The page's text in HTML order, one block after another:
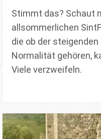
Stimmt das? Schaut
allsommerlichen
die ob der
Normalität gehören,
Viele verzweifeln.